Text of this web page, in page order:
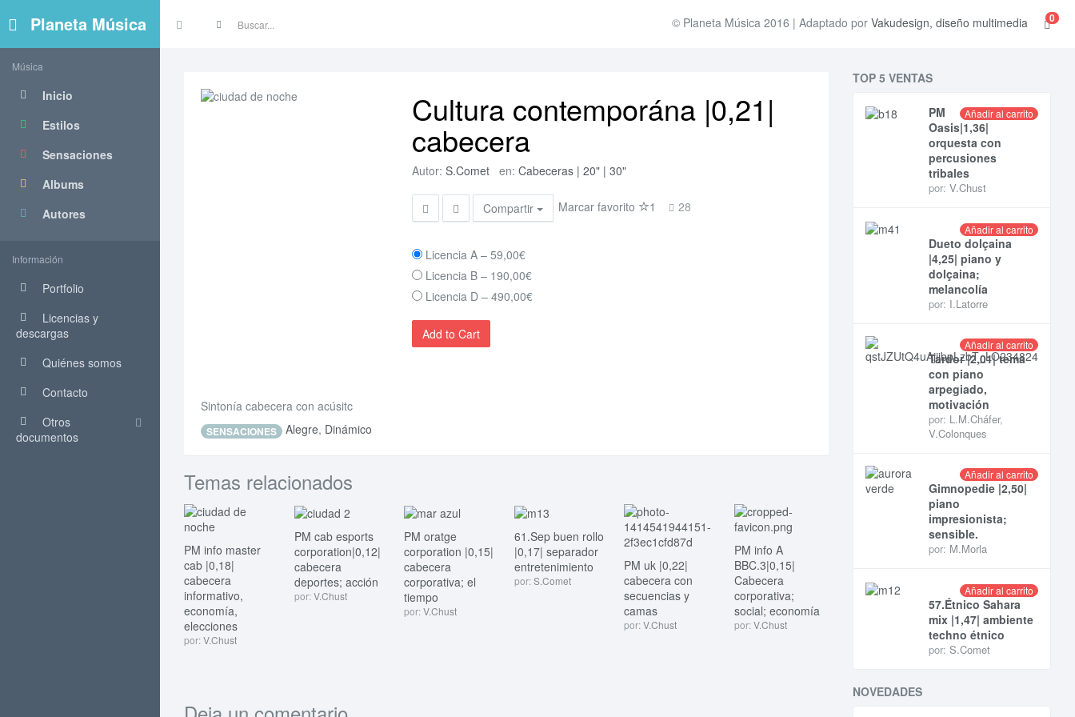
Planeta Música 0
© Planeta Música 2016 | Adaptado por Vakudesign, diseño multimedia
Música
Inicio
Estilos
Sensaciones
Albums
Autores
Información
Portfolio
Licencias y
descargas
Quiénes somos
Contacto
Otros
documentos
Cultura contemporána |0,21|
cabecera
Autor:S.Comet en:Cabeceras | 20" | 30"
Compartir Marcar favorito 1 28
Licencia A –59,00€
Licencia B – 190,00€
Licencia D –490,00€
Add to Cart
Sintonía cabecera con acúsitc
SENSACIONES Alegre, Dinámico
Temas relacionados
PM info master
cab |0,18|
cabecera
informativo,
economía,
elecciones
por:V.Chust
PM cab esports
corporation|0,12|
cabecera
deportes; acción
por:V.Chust
PM oratge
corporation |0,15|
cabecera
corporativa; el
tiempo
por:V.Chust
61.Sep buen rollo
|0,17| separador
entretenimiento
por:S.Comet
PM uk |0,22|
cabecera con
secuencias y
camas
por:V.Chust
PM info A
BBC.3|0,15|
Cabecera
corporativa;
social; economía
por:V.Chust
TOP 5 VENTAS
Añadir al carrito
PM
Oasis|1,36|
orquesta con
percusiones
tribales
por: V.Chust
Añadir al carrito
Dueto dolçaina
|4,25| piano y
dolçaina;
melancolía
por: I.Latorre
Añadir al carrito
Tardor |2,01| tema
con piano
arpegiado,
motivación
por: L.M.Cháfer,
V.Colonques
Añadir al carrito
Gimnopedie |2,50|
piano
impresionista;
sensible.
por: M.Morla
Añadir al carrito
57.Étnico Sahara
mix |1,47| ambiente
techno étnico
por: S.Comet
NOVEDADES